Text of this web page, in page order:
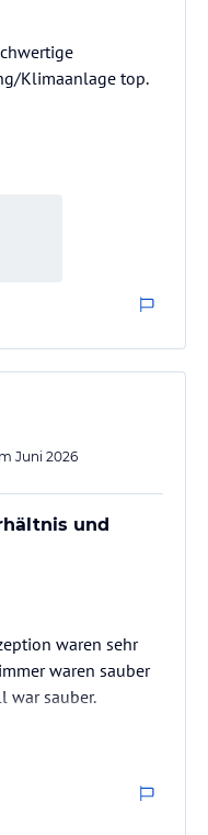
Klimaanlage top.
Juni 2026
und
waren sehr
waren sauber
war sauber.